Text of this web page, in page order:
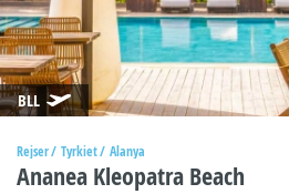
BLL
Rejser Tyrkiet Alanya
Ananea Kleopatra Beach